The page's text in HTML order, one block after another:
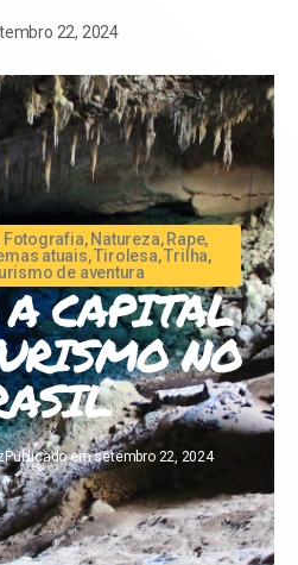
22, 2024
Fotografia, Natureza, Rape,
atuais,Tirolesa,Trilha,
de aventura
CAPITAL
NO
Publicado emsetembro 22, 2024